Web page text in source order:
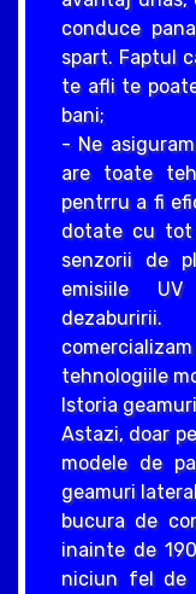
conduce
spart. Faptul
te afli te
bani;
- Ne
are toate
pentrru a fi
dotate cu
senzorii de
emisiile
tehnologiile
Istoria
Astazi, doar
modele de
geamuri
bucura de
inainte de
niciun fel de